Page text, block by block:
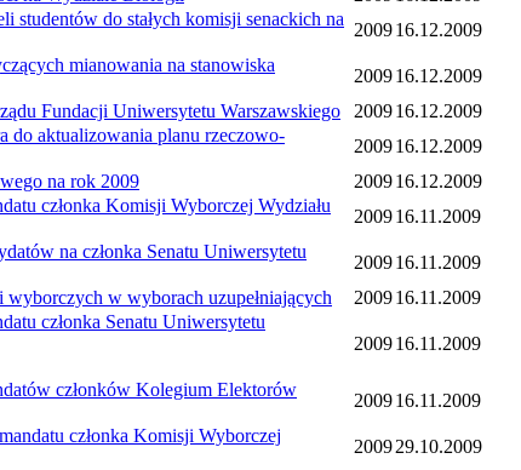
do stałych komisji senackich na
200916.12.2009
mianowania na stanowiska
200916.12.2009
Fundacji Uniwersytetu Warszawskiego 200916.12.2009
aktualizowania planu rzeczowo-
200916.12.2009
na rok 2009 200916.12.2009
członka Komisji Wyborczej Wydziału
200916.11.2009
na członka Senatu Uniwersytetu
200916.11.2009
w wyborach uzupełniających 200916.11.2009
członka Senatu Uniwersytetu
200916.11.2009
członków Kolegium Elektorów
200916.11.2009
członka Komisji Wyborczej
200929.10.2009